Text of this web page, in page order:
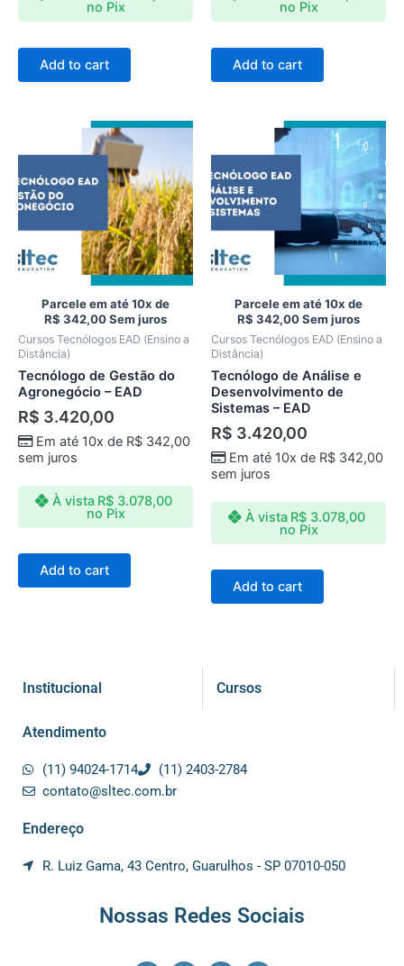
no Pix
Add to cart
no Pix
Add to cart
Parcele em até 10x de
R$ 342,00Sem juros
Cursos Tecnólogos EAD (Ensino a
Distância)
Tecnólogo de Gestão do
Agronegócio – EAD
R$ 3.420,00
Em até 10x de R$342,00
sem juros
À vista R$ 3.078,00
no Pix
Add to cart
Parcele em até 10x de
R$ 342,00Sem juros
Cursos Tecnólogos EAD (Ensino a
Distância)
Tecnólogo de Análise e
Desenvolvimento de
Sistemas – EAD
R$ 3.420,00
Em até 10x de R$342,00
sem juros
À vista R$ 3.078,00
no Pix
Add to cart
Institucional Cursos
Atendimento
(11) 94024-1714
(11) 2403-2784
contato@sltec.com.br
Endereço
R. Luiz Gama, 43 Centro, Guarulhos - SP 07010-050
Nossas Redes Sociais